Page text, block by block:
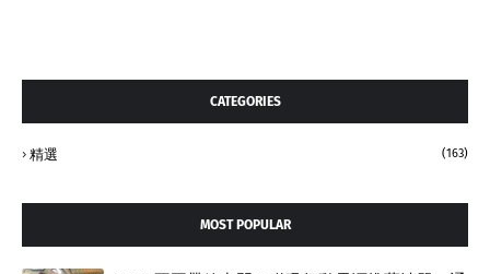
CATEGORIES
精選 (163)
MOST POPULAR